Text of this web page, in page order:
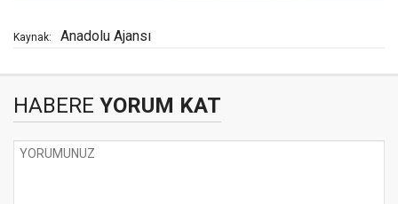
Kaynak: Anadolu Ajansı
HABERE YORUM KAT